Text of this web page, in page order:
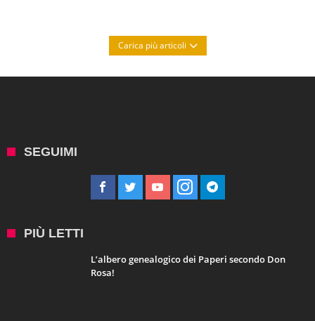
Carica più articoli
SEGUIMI
PIÙ LETTI
L’albero genealogico dei Paperi secondo Don
Rosa!